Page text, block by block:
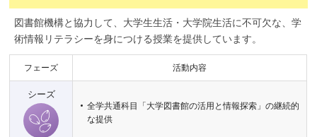
図書館機構と協力して、大学生生活・大学院生活に不可欠な、学
術情報リテラシーを身につける授業を提供しています。
フェーズ 活動内容
シーズ
全学共通科目「大学図書館の活用と情報探索」の継続的
な提供